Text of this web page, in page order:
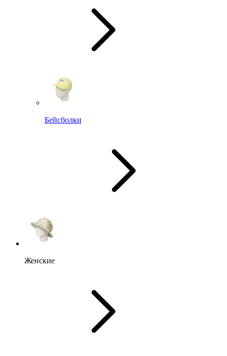
Бейсболки
Женские